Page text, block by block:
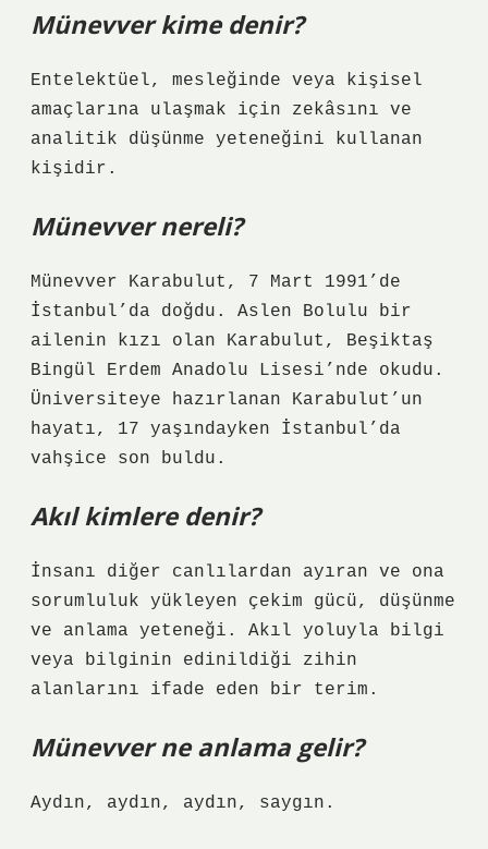
Münevver kime denir?
Entelektüel, mesleğinde veya kişisel
amaçlarına ulaşmak için zekâsını ve
analitik düşünme yeteneğini kullanan
kişidir.
Münevver nereli?
Münevver Karabulut, 7 Mart 1991’de
İstanbul’da doğdu. Aslen Bolulu bir
ailenin kızı olan Karabulut, Beşiktaş
Bingül Erdem Anadolu Lisesi’nde okudu.
Üniversiteye hazırlanan Karabulut’un
hayatı, 17 yaşındayken İstanbul’da
vahşice son buldu.
Akıl kimlere denir?
İnsanı diğer canlılardan ayıran ve ona
sorumluluk yükleyen çekim gücü, düşünme
ve anlama yeteneği. Akıl yoluyla bilgi
veya bilginin edinildiği zihin
alanlarını ifade eden bir terim.
Münevver ne anlama gelir?
Aydın, aydın, aydın, saygın.